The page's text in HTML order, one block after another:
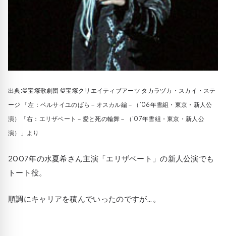
出典:©宝塚歌劇団 ©宝塚クリエイティブアーツ タカラヅカ・スカイ・ステ
ージ 「左：ベルサイユのばら－オスカル編－（’06年雪組・東京・新人公
演）「右：エリザベート－愛と死の輪舞－（’07年雪組・東京・新人公
演）」より
2007年の水夏希さん主演「エリザベート」の新人公演でも
トート役。
順調にキャリアを積んでいったのですが…。